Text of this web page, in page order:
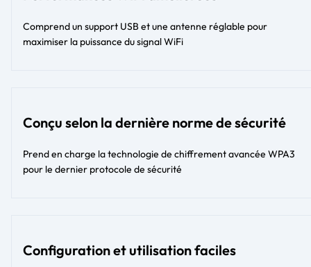
Comprend un support USB et une antenne réglable pour
maximiser la puissance du signal WiFi
Conçu selon la dernière norme de sécurité
Prend en charge la technologie de chiffrement avancée WPA3
pour le dernier protocole de sécurité
Configuration et utilisation faciles